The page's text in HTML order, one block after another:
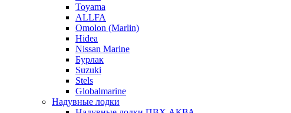
Toyama
ALLFA
Omolon (Marlin)
Hidea
Nissan Marine
Бурлак
Suzuki
Stels
Globalmarine
Надувные лодки